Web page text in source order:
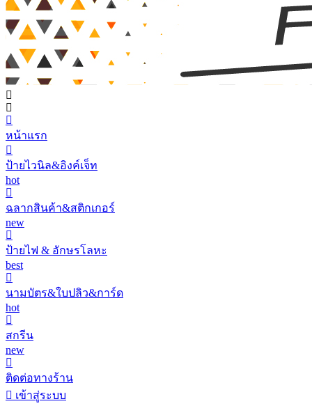
หน้าแรก
ป้ายไวนิล&อิงค์เจ็ท
hot
ฉลากสินค้า&สติกเกอร์
new
ป้ายไฟ & อักษรโลหะ
best
นามบัตร&ใบปลิว&การ์ด
hot
สกรีน
new
ติดต่อทางร้าน
เข้าสู่ระบบ